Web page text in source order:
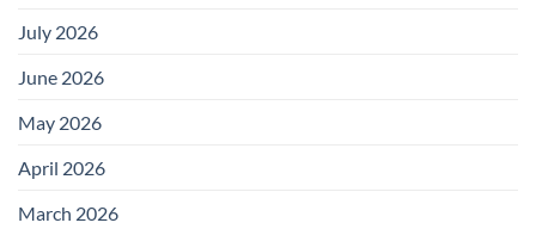
July 2026
June 2026
May 2026
April 2026
March 2026